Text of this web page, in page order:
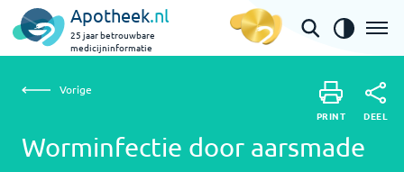
Apotheek.nl
25 jaar betrouwbare
medicijninformatie
Worminfectie door aarsmade
DEEL
Vorige
Worminfectie door aarsmade
PRINT DEEL